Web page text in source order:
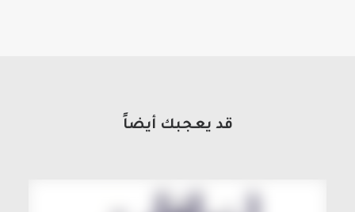
قد يعجبك أيضاً